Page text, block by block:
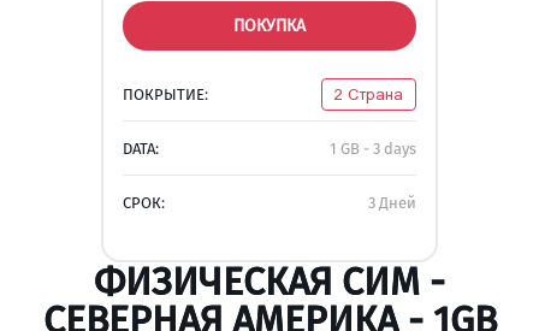
ПОКУПКА
ПОКРЫТИЕ: 2 Страна
DATA: 1 GB - 3 days
СРОК: 3 Дней
ФИЗИЧЕСКАЯ СИМ -
СЕВЕРНАЯ АМЕРИКА - 1GB